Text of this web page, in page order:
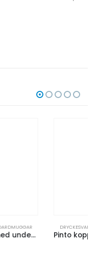
ISOLERADE FLASKOR
Pinto kopparvakuumisolerad termosflaska